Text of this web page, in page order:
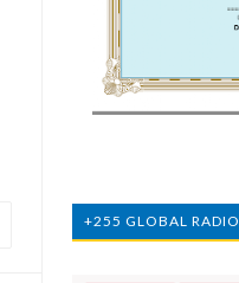
+255 GLOBAL RADIO